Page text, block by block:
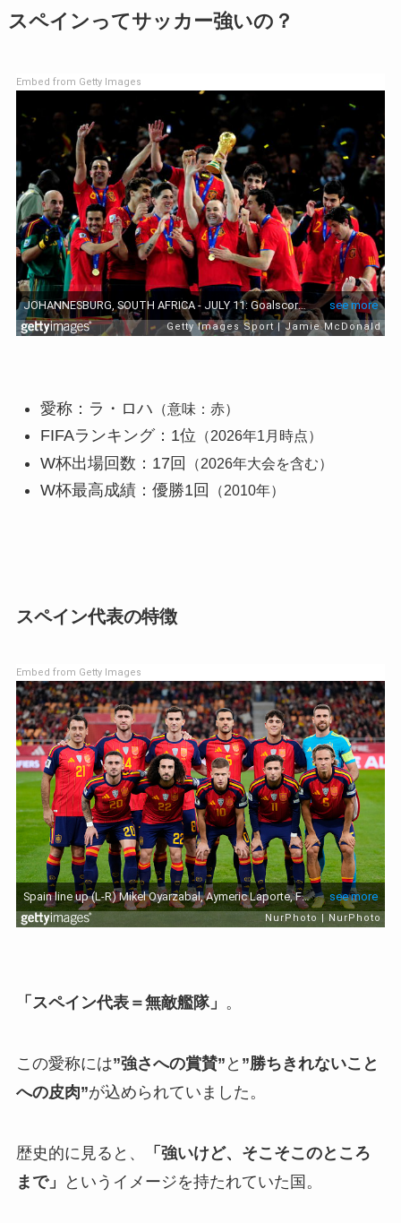
スペインってサッカー強いの？
Embed from Getty Images
愛称：ラ・ロハ （意味：赤）
FIFAランキング：1位 （2026年1月時点）
W杯出場回数：17回 （2026年大会を含む）
W杯最高成績：優勝1回 （2010年）
スペイン代表の特徴
Embed from Getty Images
「スペイン代表＝無敵艦隊」 。
この愛称には”強さへの賞賛” と ”勝ちきれないこと
への皮肉”が込められていました。
歴史的に見ると、
「強いけど、そこそこのところ
まで」
というイメージを持たれていた国。